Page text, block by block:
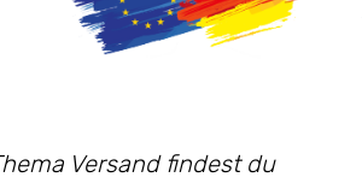
Versand findest du